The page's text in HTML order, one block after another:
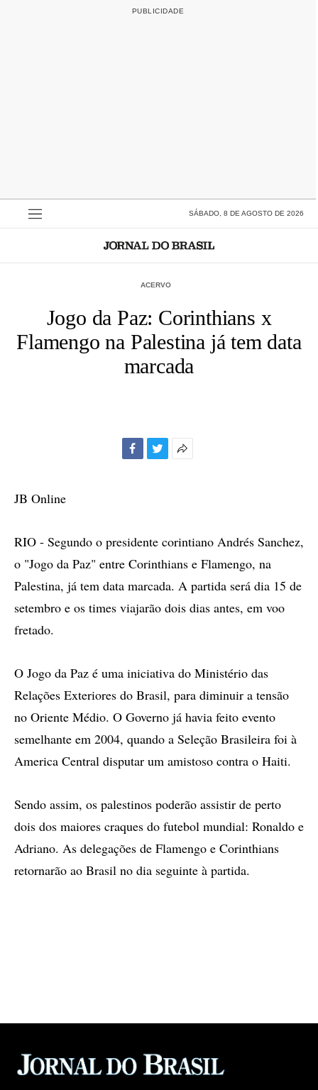
SÁBADO, 8 DE AGOSTO DE 2026
ACERVO
Jogo da Paz: Corinthians x
Flamengo na Palestina já tem data
marcada
JB Online
RIO - Segundo o presidente corintiano Andrés Sanchez,
o "Jogo da Paz" entre Corinthians e Flamengo, na
Palestina, já tem data marcada. A partida será dia 15 de
setembro e os times viajarão dois dias antes, em voo
fretado.
O Jogo da Paz é uma iniciativa do Ministério das
Relações Exteriores do Brasil, para diminuir a tensão
no Oriente Médio. O Governo já havia feito evento
semelhante em 2004, quando a Seleção Brasileira foi à
America Central disputar um amistoso contra o Haiti.
Sendo assim, os palestinos poderão assistir de perto
dois dos maiores craques do futebol mundial: Ronaldo e
Adriano. As delegações de Flamengo e Corinthians
retornarão ao Brasil no dia seguinte à partida.